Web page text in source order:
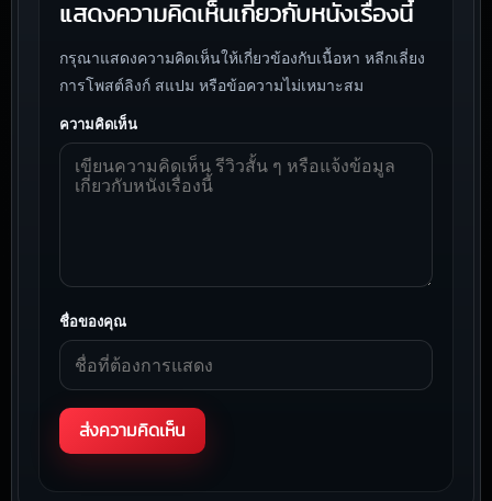
แสดงความคิดเห็นเกี่ยวกับหนังเรื่องนี้
กรุณาแสดงความคิดเห็นให้เกี่ยวข้องกับเนื้อหา หลีกเลี่ยง
การโพสต์ลิงก์ สแปม หรือข้อความไม่เหมาะสม
ความคิดเห็น
ชื่อของคุณ